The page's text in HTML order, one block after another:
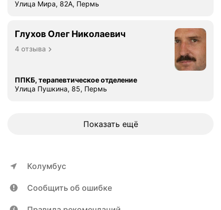
Улица Мира, 82А, Пермь
Глухов Олег Николаевич
4 отзыва
ППКБ, терапевтическое отделение
Улица Пушкина, 85, Пермь
Показать ещё
Колумбус
Сообщить об ошибке